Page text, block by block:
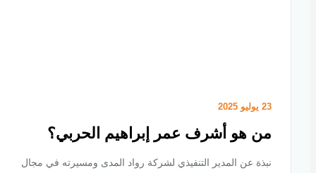
من هو أشرف عمر إبراهيم الحربي؟
نبذة عن المدير التنفيذي لشركة رواد المدى ومسيرته في مجال